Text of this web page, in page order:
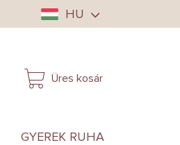
HU
KOSÁR
Üres kosár
GYEREK RUHA